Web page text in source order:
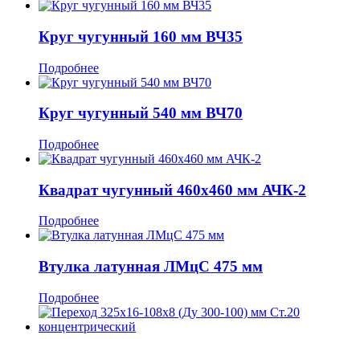
Круг чугунный 160 мм ВЧ35
Подробнее
Круг чугунный 540 мм ВЧ70
Подробнее
Квадрат чугунный 460x460 мм АЧК-2
Подробнее
Втулка латунная ЛМцС 475 мм
Подробнее